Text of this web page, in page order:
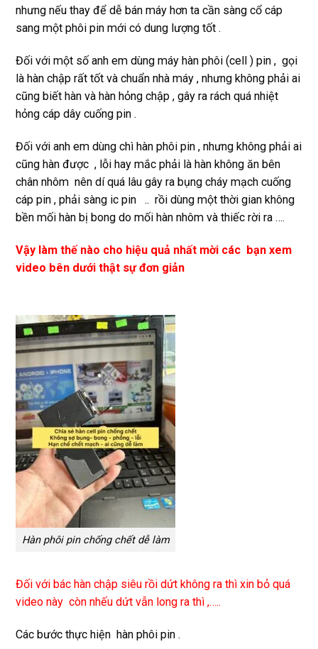
nhưng nếu thay để dễ bán máy hơn ta cần sàng cổ cáp
sang một phôi pin mới có dung lượng tốt .
Đối với một số anh em dùng máy hàn phôi (cell ) pin , gọi
là hàn chập rất tốt và chuẩn nhà máy , nhưng không phải ai
cũng biết hàn và hàn hỏng chập , gây ra rách quá nhiệt
hỏng cáp dây cuống pin .
Đối với anh em dùng chì hàn phôi pin , nhưng không phải ai
cũng hàn được , lỗi hay mắc phải là hàn không ăn bên
chân nhôm nên dí quá lâu gây ra bụng cháy mạch cuống
cáp pin , phải sàng ic pin .. rồi dùng một thời gian không
bền mối hàn bị bong do mối hàn nhôm và thiếc rời ra ….
Vậy làm thế nào cho hiệu quả nhất mời các bạn xem
video bên dưới thật sự đơn giản
Hàn phôi pin chống chết dễ làm
Đối với bác hàn chập siêu rồi dứt không ra thì xin bỏ quá
video này còn nhếu dứt vẫn long ra thì ,…..
Các bước thực hiện hàn phôi pin .